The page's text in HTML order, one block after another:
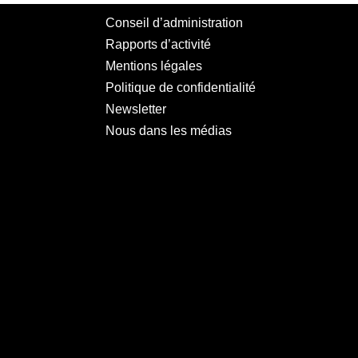
Conseil d’administration
Rapports d’activité
Mentions légales
Politique de confidentialité
Newsletter
Nous dans les médias